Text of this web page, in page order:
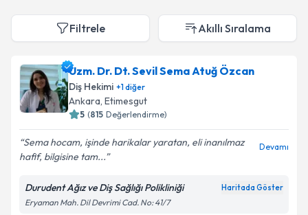
Filtrele Akıllı Sıralama
Uzm. Dr. Dt. Sevil Sema Atuğ Özcan
Diş Hekimi +1diğer
Ankara, Etimesgut
5 (815 Değerlendirme)
Sema hocam, işinde harikalar yaratan, eli inanılmaz
hafif, bilgisine tam...
Devamı
Durudent Ağız ve Diş Sağlığı Polikliniği Haritada Göster
Eryaman Mah. Dil Devrimi Cad. No: 41/7